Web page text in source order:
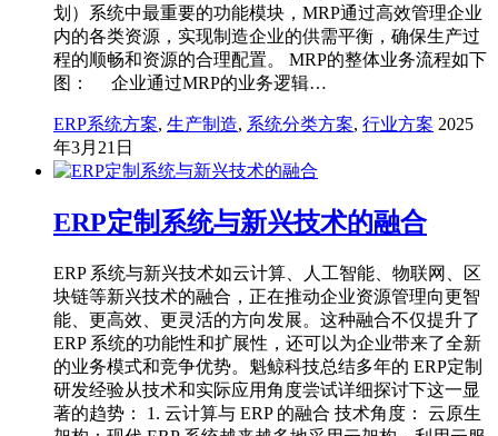
划）系统中最重要的功能模块，MRP通过高效管理企业
内的各类资源，实现制造企业的供需平衡，确保生产过
程的顺畅和资源的合理配置。 MRP的整体业务流程如下
图： 企业通过MRP的业务逻辑…
ERP系统方案, 生产制造, 系统分类方案, 行业方案 2025
年3月21日
ERP定制系统与新兴技术的融合
ERP 系统与新兴技术如云计算、人工智能、物联网、区
块链等新兴技术的融合，正在推动企业资源管理向更智
能、更高效、更灵活的方向发展。这种融合不仅提升了
ERP 系统的功能性和扩展性，还可以为企业带来了全新
的业务模式和竞争优势。魁鲸科技总结多年的 ERP定制
研发经验从技术和实际应用角度尝试详细探讨下这一显
著的趋势： 1. 云计算与 ERP 的融合 技术角度： 云原生